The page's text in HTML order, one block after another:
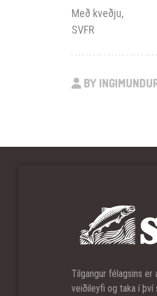
Með kveðju,
SVFR
BY
Tilgangur félagsins er
veiðileyfi og taka í því